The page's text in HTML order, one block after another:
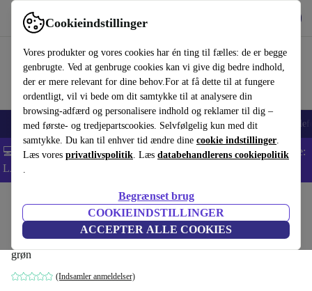
Cookieindstillinger
Vores produkter og vores cookies har én ting til fælles: de er begge
genbrugte. Ved at genbruge cookies kan vi give dig bedre indhold,
der er mere relevant for dine behov.For at få dette til at fungere
ordentligt, vil vi bede om dit samtykke til at analysere din
browsing-adfærd og personalisere indhold og reklamer til dig –
med første- og tredjepartscookies. Selvfølgelig kun med dit
samtykke. Du kan til enhver tid ændre dine cookie indstillinger.
Læs vores privatlivspolitik. Læs databehandlerens cookiepolitik
.
Begrænset brug
COOKIEINDSTILLINGER
ACCEPTER ALLE COOKIES
Brug refurbed hurtigt og nemt
Smartphones Bærbare Tablets Smartwatches Tilbehør
💻 Ekstra 5% rabat på alle MacBooks og bærbare computere - Kode:
LAPTOP5 -
Barnevogne & Klapvogne
Emmaljunga NXT90 Twin sæde
grøn
(Indsamler anmeldelser)